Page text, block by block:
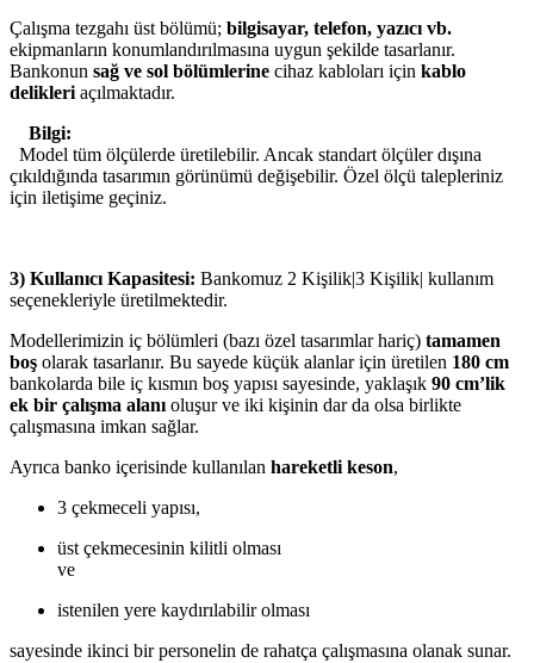
Çalışma tezgahı üst bölümü; bilgisayar, telefon, yazıcı vb.
ekipmanların konumlandırılmasına uygun şekilde tasarlanır.
Bankonun sağ ve sol bölümlerine cihaz kabloları için kablo
delikleri açılmaktadır.
Bilgi:
Model tüm ölçülerde üretilebilir. Ancak standart ölçüler dışına
çıkıldığında tasarımın görünümü değişebilir. Özel ölçü talepleriniz
için iletişime geçiniz.
3) Kullanıcı Kapasitesi: Bankomuz 2 Kişilik|3 Kişilik| kullanım
seçenekleriyle üretilmektedir.
Modellerimizin iç bölümleri (bazı özel tasarımlar hariç) tamamen
boş olarak tasarlanır. Bu sayede küçük alanlar için üretilen 180 cm
bankolarda bile iç kısmın boş yapısı sayesinde, yaklaşık 90 cm’lik
ek bir çalışma alanı oluşur ve iki kişinin dar da olsa birlikte
çalışmasına imkan sağlar.
Ayrıca banko içerisinde kullanılan hareketli keson,
3 çekmeceli yapısı,
üst çekmecesinin kilitli olması
ve
istenilen yere kaydırılabilir olması
sayesinde ikinci bir personelin de rahatça çalışmasına olanak sunar.